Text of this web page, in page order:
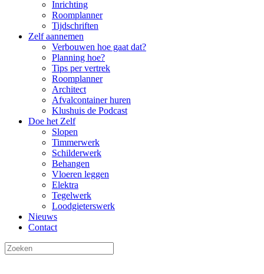
Inrichting
Roomplanner
Tijdschriften
Zelf aannemen
Verbouwen hoe gaat dat?
Planning hoe?
Tips per vertrek
Roomplanner
Architect
Afvalcontainer huren
Klushuis de Podcast
Doe het Zelf
Slopen
Timmerwerk
Schilderwerk
Behangen
Vloeren leggen
Elektra
Tegelwerk
Loodgieterswerk
Nieuws
Contact